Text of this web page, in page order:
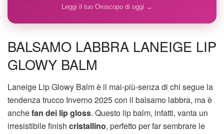
Leggi il tuo Oroscopo di oggi →
BALSAMO LABBRA LANEIGE LIP
GLOWY BALM
Laneige Lip Glowy Balm è il mai-più-senza di chi segue la
tendenza trucco Inverno 2025 con il balsamo labbra, ma è
anchefan dei lip gloss. Questo lip balm, infatti, vanta un
irresistibile finish cristallino, perfetto per far sembrare le